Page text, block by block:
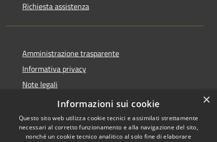
Richiesta assistenza
Amministrazione trasparente
Informativa privacy
Note legali
Dichiarazione di accessibilità
×
Informazioni sui cookie
Questo sito web utilizza cookie tecnici e assimilati strettamente
necessari al corretto funzionamento e alla navigazione del sito,
nonché un cookie tecnico analitico al solo fine di elaborare